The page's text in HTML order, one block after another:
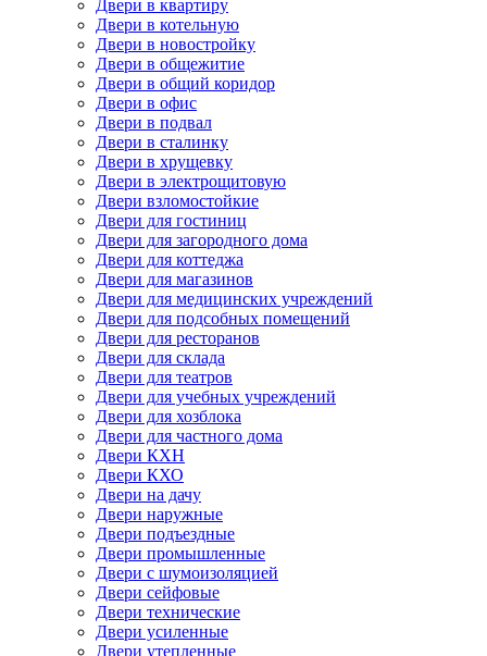
Двери в квартиру
Двери в котельную
Двери в новостройку
Двери в общежитие
Двери в общий коридор
Двери в офис
Двери в подвал
Двери в сталинку
Двери в хрущевку
Двери в электрощитовую
Двери взломостойкие
Двери для гостиниц
Двери для загородного дома
Двери для коттеджа
Двери для магазинов
Двери для медицинских учреждений
Двери для подсобных помещений
Двери для ресторанов
Двери для склада
Двери для театров
Двери для учебных учреждений
Двери для хозблока
Двери для частного дома
Двери КХН
Двери КХО
Двери на дачу
Двери наружные
Двери подъездные
Двери промышленные
Двери с шумоизоляцией
Двери сейфовые
Двери технические
Двери усиленные
Двери утепленные